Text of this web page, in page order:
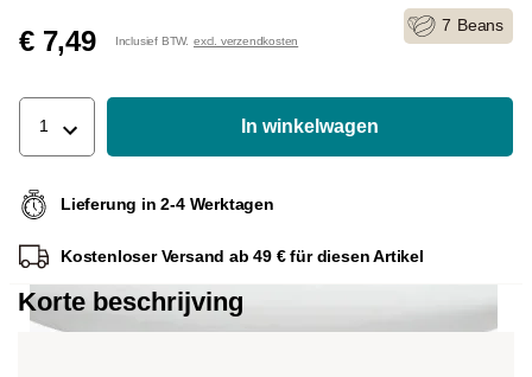
€ 7,49 Inclusief BTW. excl. verzendkosten
7 Beans
1 In winkelwagen
Lieferung in 2-4 Werktagen
Kostenloser Versand ab 49 € für diesen Artikel
Korte beschrijving